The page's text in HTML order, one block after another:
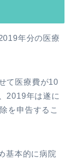
年分の医療
て医療費が10
2019年は遂に
を申告するこ
基本的に病院